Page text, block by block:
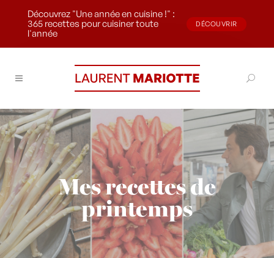
Découvrez "Une année en cuisine !" :
365 recettes pour cuisiner toute
l'année
DÉCOUVRIR
Mes recettes de
printemps